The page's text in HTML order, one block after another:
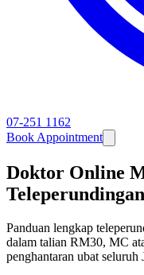
07-251 1162
Book Appointment
Doktor Online
Panduan lengkap
dalam talian RM30, MC
penghantaran ubat seluruh